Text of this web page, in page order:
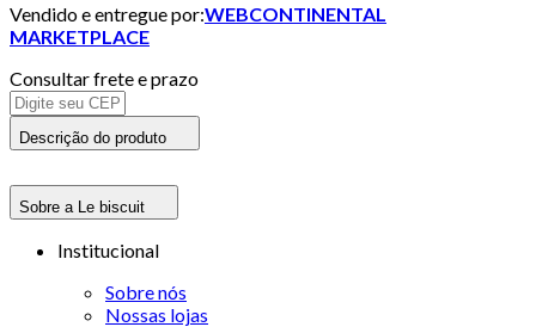
Vendido e entregue por:WEBCONTINENTAL
MARKETPLACE
Consultar frete e prazo
Descrição do produto
Sobre a Le biscuit
Institucional
Sobre nós
Nossas lojas